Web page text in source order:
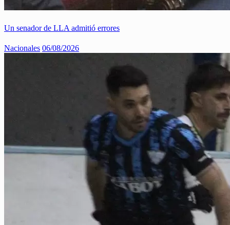
Un senador de LLA admitió errores
Nacionales 06/08/2026